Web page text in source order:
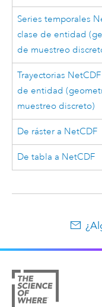
Series temporales
clase de entidad
de muestreo
Trayectorias
de entidad
muestreo discreto)
De ráster a NetCDF
De tabla a NetCDF